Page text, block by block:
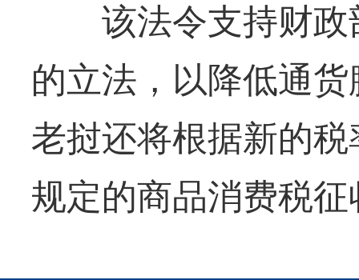
该法令支持财政
的立法，以降低通
老挝还将根据新的
规定的商品消费税